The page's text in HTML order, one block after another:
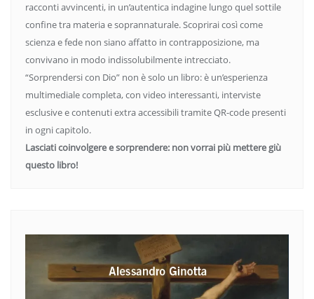
racconti avvincenti, in un’autentica indagine lungo quel sottile
confine tra materia e soprannaturale. Scoprirai così come
scienza e fede non siano affatto in contrapposizione, ma
convivano in modo indissolubilmente intrecciato.
“Sorprendersi con Dio” non è solo un libro: è un’esperienza
multimediale completa, con video interessanti, interviste
esclusive e contenuti extra accessibili tramite QR-code presenti
in ogni capitolo.
Lasciati coinvolgere e sorprendere: non vorrai più mettere giù
questo libro!